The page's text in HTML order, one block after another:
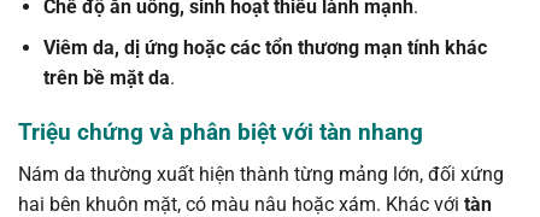
Chế độ ăn uống, sinh hoạt thiếu lành mạnh.
Viêm da, dị ứng hoặc các tổn thương mạn tính khác
trên bề mặt da.
Triệu chứng và phân biệt với tàn nhang
Nám da thường xuất hiện thành từng mảng lớn, đối xứng
hai bên khuôn mặt, có màu nâu hoặc xám. Khác với tàn